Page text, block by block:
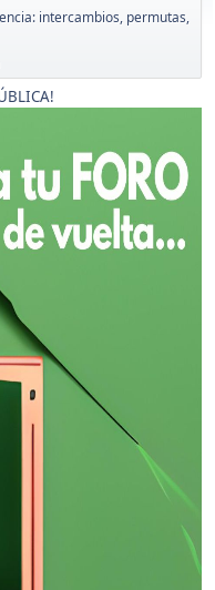
intercambios, permutas,